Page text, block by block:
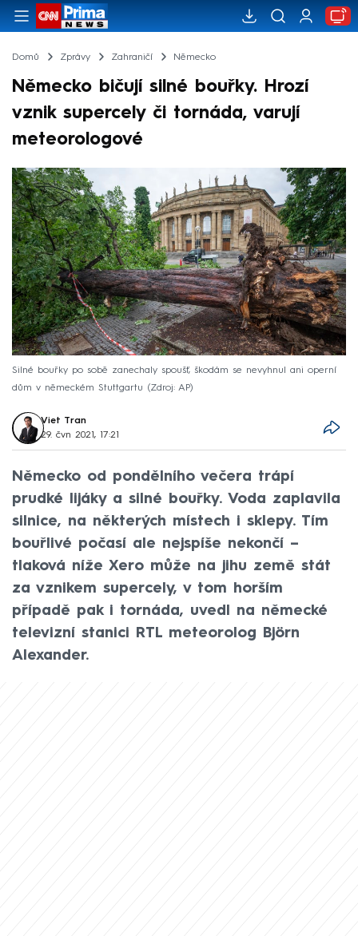
Domů Zprávy Zahraničí Německo
Německo bičují silné bouřky. Hrozí
vznik supercely či tornáda, varují
meteorologové
Silné bouřky po sobě zanechaly spoušť, škodám se nevyhnul ani operní
dům v německém Stuttgartu
Zdroj: AP
Viet Tran
29. čvn 2021, 17:21
Německo od pondělního večera trápí
prudké lijáky a silné bouřky. Voda zaplavila
silnice, na některých místech i sklepy. Tím
bouřlivé počasí ale nejspíše nekončí –
tlaková níže Xero může na jihu země stát
za vznikem supercely, v tom horším
případě pak i tornáda, uvedl na německé
televizní stanici RTL meteorolog Björn
Alexander.